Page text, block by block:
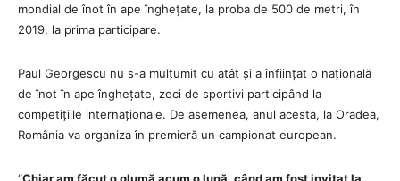
mondial de înot în ape înghețate, la proba de 500 de metri, în
2019, la prima participare.
Paul Georgescu nu s-a mulțumit cu atât și a înființat o națională
de înot în ape înghețate, zeci de sportivi participând la
competițiile internaționale. De asemenea, anul acesta, la Oradea,
România va organiza în premieră un campionat european.
“Chiar am făcut o glumă acum o lună, când am fost invitat la